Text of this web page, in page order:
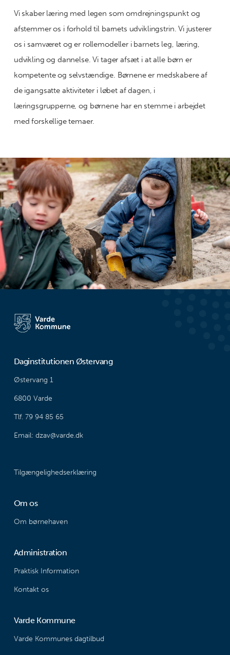
Vi skaber læring med legen som omdrejningspunkt og
afstemmer os i forhold til barnets udviklingstrin. Vi justerer
os i samværet og er rollemodeller i barnets leg, læring,
udvikling og dannelse. Vi tager afsæt i at alle børn er
kompetente og selvstændige. Børnene er medskabere af
de igangsatte aktiviteter i løbet af dagen, i
læringsgrupperne, og børnene har en stemme i arbejdet
med forskellige temaer.
Daginstitutionen Østervang
Østervang 1
6800 Varde
Tlf. 79 94 85 65
Email: dzav@varde.dk
Tilgængelighedserklæring
Om os
Om børnehaven
Administration
Praktisk Information
Kontakt os
Varde Kommune
Varde Kommunes dagtilbud